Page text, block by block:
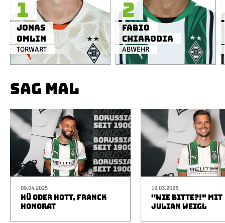
TORWART
Jonas
Omlin
1
ABWEHR
Fabio
Chiarodia
2
SAG MAL
09.04.2025
HÜ ODER HOTT, FRANCK
HONORAT
19.03.2025
"WIE BITTE?!" MIT
JULIAN WEIGL